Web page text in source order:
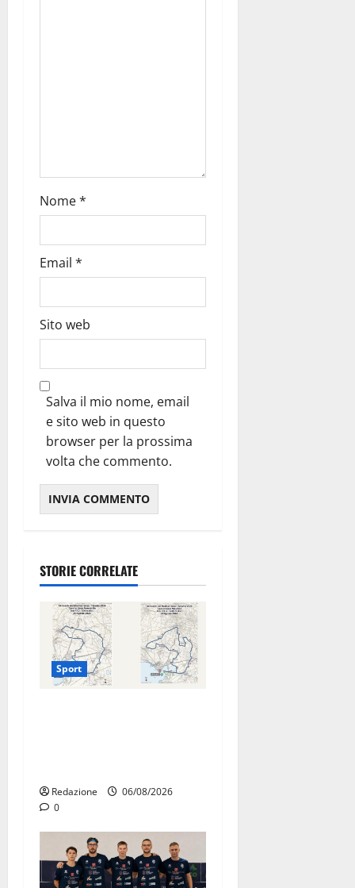
Nome*
Email *
Sito web
Salva il mio nome, email
e sito web in questo
browser per la prossima
volta che commento.
STORIE CORRELATE
Sport
Redazione
06/08/2026
0